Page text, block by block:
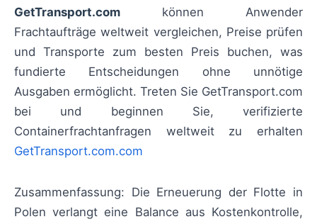
GetTransport.com können Anwender
Frachtaufträge weltweit vergleichen, Preise prüfen
und Transporte zum besten Preis buchen, was
fundierte Entscheidungen ohne unnötige
Ausgaben ermöglicht. Treten Sie GetTransport.com
bei und beginnen Sie, verifizierte
Containerfrachtanfragen weltweit zu erhalten
GetTransport.com.com
Zusammenfassung: Die Erneuerung der Flotte in
Polen verlangt eine Balance aus Kostenkontrolle,